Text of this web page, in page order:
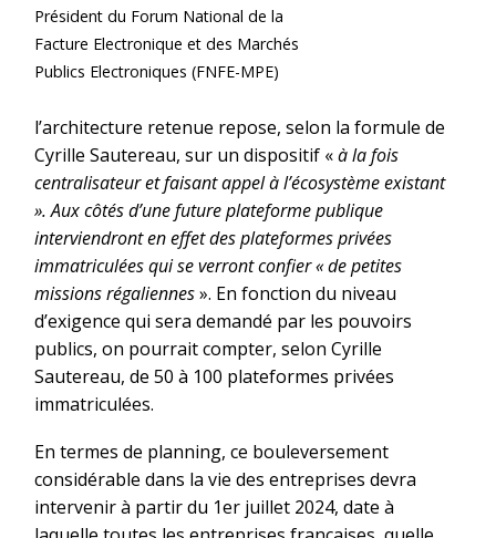
Président du Forum National de la
Facture Electronique et des Marchés
Publics Electroniques (FNFE-MPE)
l’architecture retenue repose, selon la formule de
Cyrille Sautereau, sur un dispositif «à la fois
centralisateur et faisant appel à l’écosystème existant
». Aux côtés d’une future plateforme publique
interviendront en effet des plateformesprivées
immatriculées qui se verront confier « de petites
missions régaliennes». En fonction du niveau
d’exigence qui sera demandé par les pouvoirs
publics, on pourrait compter, selon Cyrille
Sautereau, de 50 à 100 plateformes privées
immatriculées.
En termes de planning, ce bouleversement
considérable dans la vie des entreprises devra
intervenir à partir du 1er juillet 2024, date à